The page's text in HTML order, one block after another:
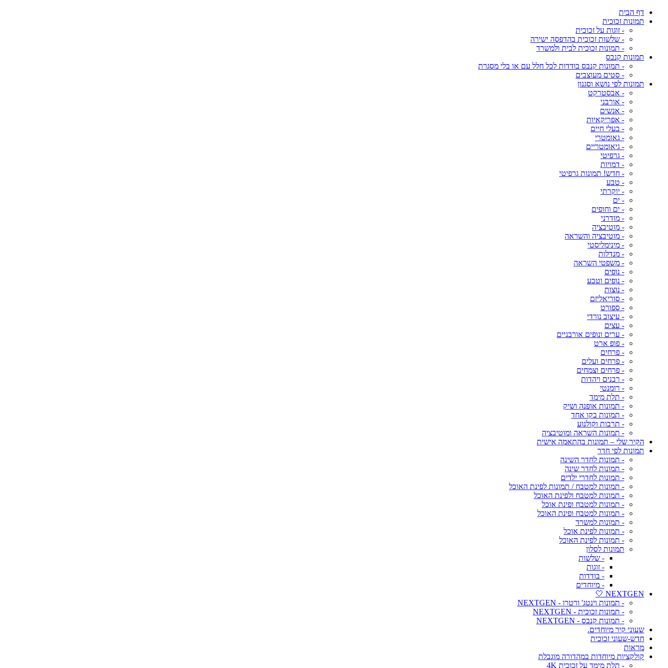
דף הבית
תמונות זכוכית
- זוגות על זכוכית
- שלשות זכוכית בהדפסה ישירה
- תמונות זכוכית לבית ולמשרד
תמונות קנבס
- תמונות קנבס בודדות לכל חלל עם או בלי מסגרת
- סטים מעוצבים
תמונות לפי נושא וסגנון
- אבסטרקט
- אורבני
- אנשים
- אפריקאיות
- בעלי חיים
- גאומטרי
- גיאומטריים
- גרפיטי
- דמויות
- חדש! תמונות גרפיטי
- טבע
- יוקרתי
- ים
- ים וחופים
- מודרני
- מוטיבציה
- מוטיבציה והשראה
- מינימליסטי
- מנדלות
- משפטי השראה
- נופים
- נופים וטבע
- נוצות
- סוריאליזם
- ספורט
- עיצוב נורדי
- עצים
- ערים ונופים אורבניים
- פופ ארט
- פרחים
- פרחים ועלים
- פרחים וצמחים
- רבנים ויהדות
- רומנטי
- תלת מימד
- תמונות אופנה ושיק
- תמונות בקו אחד
- תרבות וקולנוע
- תמונות השראה ומוטיבציה
הקיר שלי – תמונות בהתאמה אישית
תמונות לפי חדר
- תמונות לחדר השינה
- תמונות לחדר שינה
- תמונות לחדרי ילדים
- תמונות למטבח / תמונות לפינת האוכל
- תמונות למטבח ולפינת האוכל
- תמונות למטבח ופינת אוכל
- תמונות למטבח ופינת האוכל
- תמונות למשרד
- תמונות לפינת אוכל
- תמונות לפינת האוכל
תמונות לסלון
- שלשות
- זוגות
- בודדות
- מיוחדים
NEXTGEN 🤍
- תמונות וינטג' ורטרו - NEXTGEN
- תמונות זכוכית - NEXTGEN
- תמונות קנבס - NEXTGEN
שעוני קיר מיוחדים.
חדש-שעוני זכוכית
מראות
קולקציות מיוחדות במהדורה מוגבלת
- תלת מימד על זכוכית 4K